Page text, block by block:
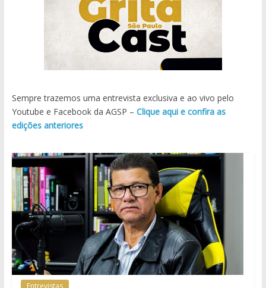
Sempre trazemos uma entrevista exclusiva e ao vivo pelo
Youtube e Facebook da AGSP – Clique aqui e confira as
edições anteriores
Entrevistas